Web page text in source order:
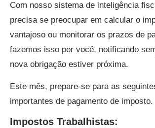
Com nosso sistema de inteligência
precisa se preocupar em calcular o
vantajoso ou monitorar os prazos de
fazemos isso por você, notificando
nova obrigação estiver próxima.
Este mês, prepare-se para as
importantes de pagamento de imposto.
Impostos Trabalhistas: